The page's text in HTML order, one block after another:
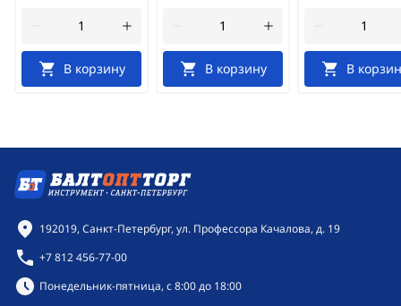
В корзину В корзину В
Контактная информация
192019, Санкт-Петербург, ул. Профессора Качалова, д. 19
+7 812 456-77-00
Режим работы:
Понедельник-пятница, с 8:00 до 18:00